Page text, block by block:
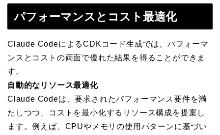
パフォーマンスとコスト最適化
Claude CodeによるCDKコード生成では、パフォーマ
ンスとコストの両面で優れた結果を得ることができま
す。
自動的なリソース最適化
Claude Codeは、要求されたパフォーマンス要件を満
たしつつ、コストを最小化するリソース構成を提案し
ます。例えば、CPUやメモリの使用パターンに基づい